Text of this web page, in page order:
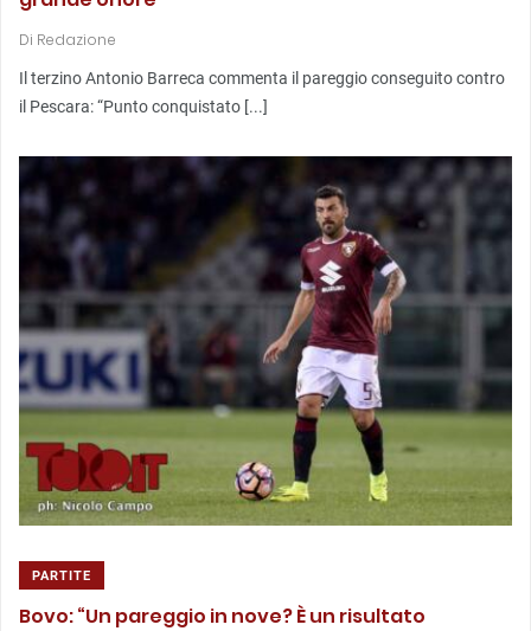
Di Redazione
Il terzino Antonio Barreca commenta il pareggio conseguito contro
il Pescara: “Punto conquistato [...]
PARTITE
Bovo: “Un pareggio in nove? È un risultato